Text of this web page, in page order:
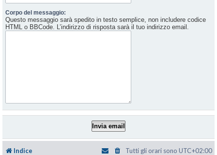
Corpo del messaggio:
Questo messaggio sarà spedito in testo semplice, non includere codice
HTML o BBCode. L’indirizzo di risposta sarà il tuo indirizzo email.
Indice Tutti gli orari sono UTC+02:00